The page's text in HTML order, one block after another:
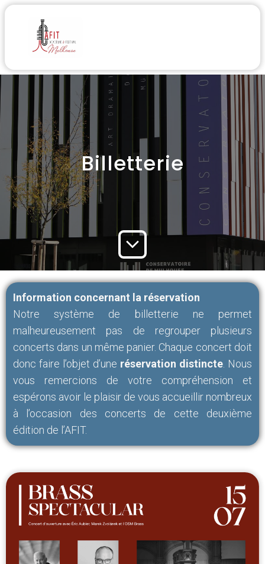
Billetterie
Information concernant la réservation
Notre système de billetterie ne permet
malheureusement pas de regrouper plusieurs
concerts dans un même panier. Chaque concert doit
donc faire l’objet d’une réservation distincte . Nous
vous remercions de votre compréhension et
espérons avoir le plaisir de vous accueillir nombreux
à l’occasion des concerts de cette deuxième
édition de l’AFIT.